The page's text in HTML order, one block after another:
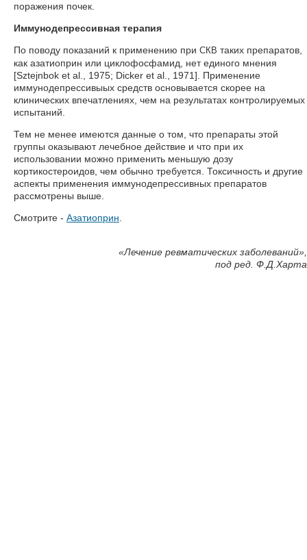
поражения почек.
Иммунодепрессивная терапия
По поводу показаний к применению при СКВ таких препаратов,
как азатиоприн или циклофосфамид, нет единого мнения
[Sztejnbok et al., 1975; Dicker et al., 1971]. Применение
иммунодепрессивыых средств основывается скорее на
клинических впечатлениях, чем на результатах контролируемых
испытаний.
Тем не менее имеются данные о том, что препараты этой
группы оказывают лечебное действие и что при их
использовании можно применить меньшую дозу
кортикостероидов, чем обычно требуется. Токсичность и другие
аспекты применения иммунодепрессивных препаратов
рассмотрены выше.
Смотрите - Азатиоприн
«Лечение ревматических заболеваний»,
под ред. Ф.Д.Харта